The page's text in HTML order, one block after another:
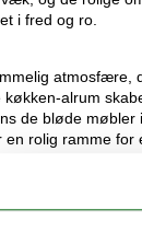
i fred og ro.
atmosfære,
alrum
de bløde
rolig ramme
smelter
og den friske